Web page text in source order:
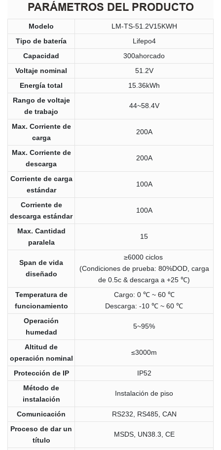
PARÁMETROS DEL PRODUCTO
Modelo
LM-TS-51.2V15KWH
Tipo de batería
Lifepo4
Capacidad
300ahorcado
Voltaje nominal
51.2V
Energía total
15.36kWh
Rango de voltaje
de trabajo
44~58.4V
Max. Corriente de
carga
200A
Max. Corriente de
descarga
200A
Corriente de carga
estándar
100A
Corriente de
descarga estándar
100A
Max. Cantidad
paralela
15
Span de vida
diseñado
≥6000 ciclos
(Condiciones de prueba: 80%DOD, carga
de 0.5c & descarga a +25 ℃)
Temperatura de
funcionamiento
Cargo: 0 ℃ ~ 60 ℃
Descarga: -10 ℃ ~ 60 ℃
Operación
humedad
5~95%
Altitud de
operación nominal
≤3000m
Protección de IP
IP52
Método de
instalación
Instalación de piso
Comunicación
RS232, RS485, CAN
Proceso de dar un
título
MSDS, UN38.3, CE